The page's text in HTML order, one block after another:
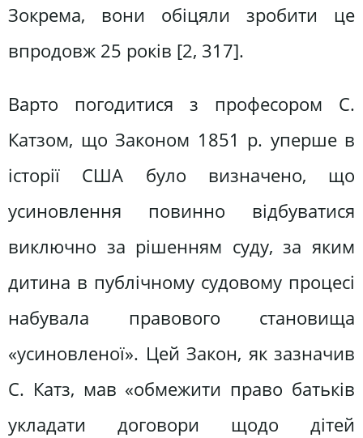
Зокрема, вони обіцяли зробити це
впродовж 25 років [2, 317].
Варто погодитися з професором С.
Катзом, що Законом 1851 р. уперше в
історії США було визначено, що
усиновлення повинно відбуватися
виключно за рішенням суду, за яким
дитина в публічному судовому процесі
набувала правового становища
«усиновленої». Цей Закон, як зазначив
С. Катз, мав «обмежити право батьків
укладати договори щодо дітей